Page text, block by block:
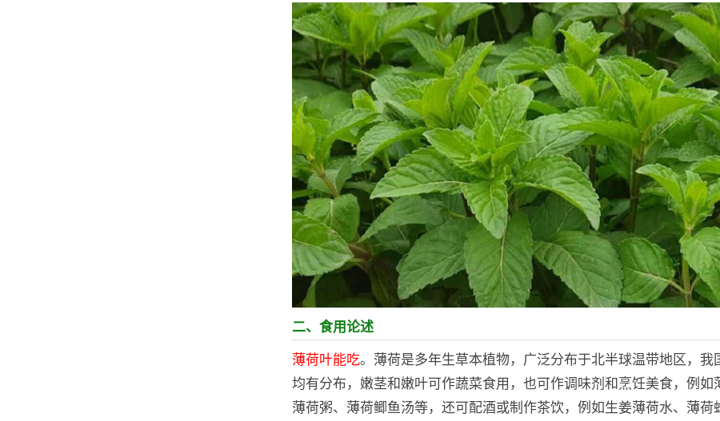
二、食用论述
薄荷叶能吃。薄荷是多年生草本植物，广泛分布于北半球温带地区，我
均有分布，嫩茎和嫩叶可作蔬菜食用，也可作调味剂和烹饪美食，例如
薄荷粥、薄荷鲫鱼汤等，还可配酒或制作茶饮，例如生姜薄荷水、薄荷